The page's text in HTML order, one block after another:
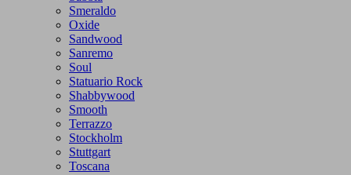
Smeraldo
Oxide
Sandwood
Sanremo
Soul
Statuario Rock
Shabbywood
Smooth
Terrazzo
Stockholm
Stuttgart
Toscana